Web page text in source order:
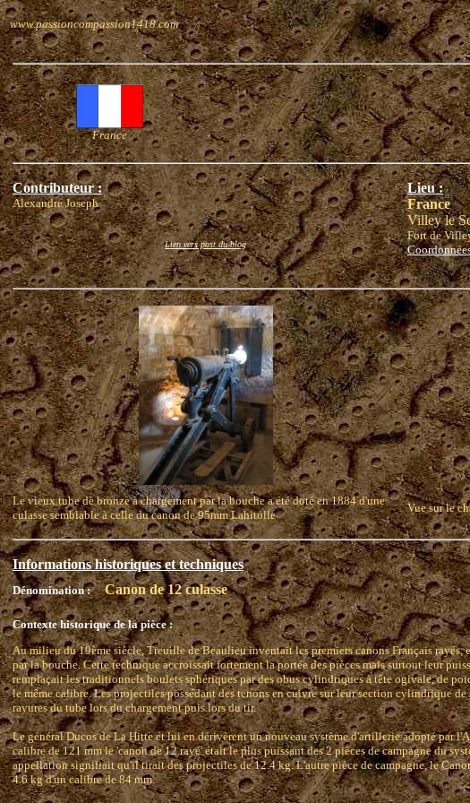
www.passioncompassion1418.com
France
Contributeur :
Alexandre Joseph
Lien vers post du blog
Lieu :
France
Villey le
Fort de
Le vieux tube de bronze à chargement par la bouche a été doté en 1884 d'une
culasse semblable à celle du canon de 95mm Lahitolle
Vue sur le
Informations historiques et techniques
Dénomination : Canon de 12 culasse
Contexte historique de la pièce :
Au milieu du 19ème siècle, Treuille de Beaulieu inventait les premiers canons Français rayés,
par la bouche. Cette technique accroissait fortement la portée des pièces mais surtout leur
remplaçait les traditionnels boulets sphériques par des obus cylindriques à tête ogivale, de
le même calibre. Les projectiles possédant des tenons en cuivre sur leur section cylindrique de
rayures du tube lors du chargement puis lors du tir.
Le général Ducos de La Hitte et lui en dérivèrent un nouveau système d'artillerie adopté par
calibre de 121 mm le 'canon de 12 rayé' était le plus puissant des 2 pièces de campagne du
appellation signifiait qu'il tirait des projectiles de 12.4 kg. L'autre pièce de campagne, le
4.6 kg d'un calibre de 84 mm.